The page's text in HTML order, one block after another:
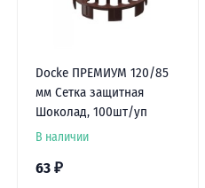
Docke ПРЕМИУМ 120/85
мм Сетка защитная
Шоколад, 100шт/уп
В наличии
63 ₽